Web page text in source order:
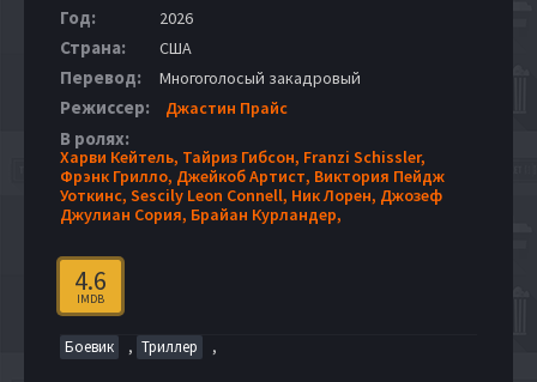
Год: 2026
Страна: США
Перевод: Многоголосый закадровый
Режиссер: Джастин Прайс
В ролях:
Харви Кейтель, Тайриз Гибсон, Franzi Schissler,
Фрэнк Грилло, Джейкоб Артист, Виктория Пейдж
Уоткинс, Sescily Leon Connell, Ник Лорен, Джозеф
Джулиан Сория, Брайан Курландер,
4.6
IMDB
Боевик , Триллер ,